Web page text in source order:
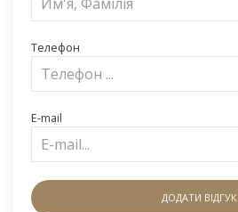
Телефон
E-mail
ДОДАТИ ВІДГУК